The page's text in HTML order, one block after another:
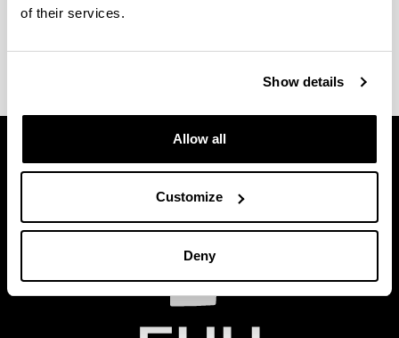
of their services.
Show details
Allow all
Customize
Deny
Nivel B2 en el marco común europeo de